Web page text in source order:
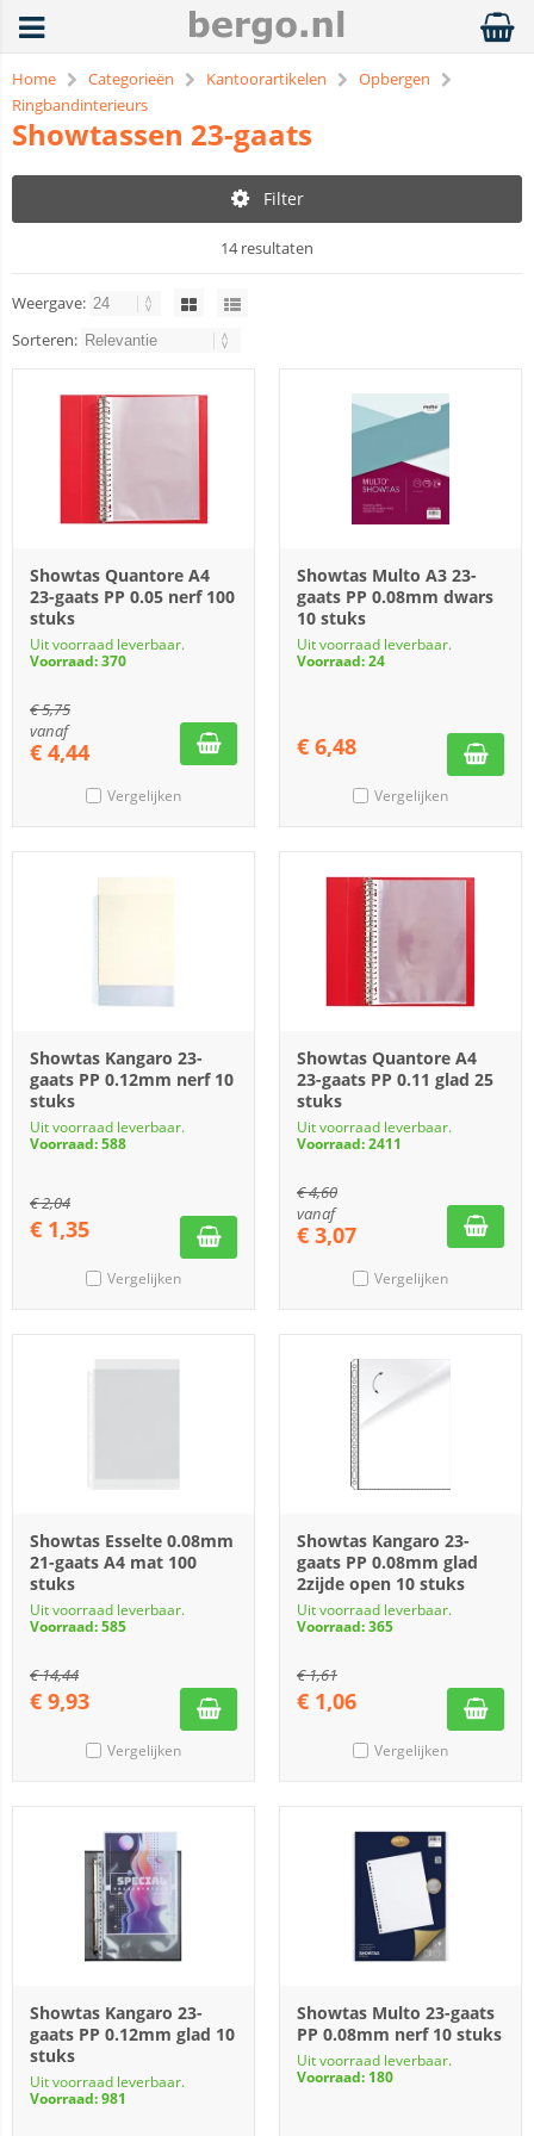
Home Categorieën Kantoorartikelen
Opbergen
Ringbandinterieurs
Showtassen 23-gaats
Filter
14 resultaten
Weergave:
Sorteren:
Showtas Quantore A4
23-gaats PP 0.05 nerf 100
stuks
Uit voorraad leverbaar.
Voorraad: 370
€5,75
vanaf
€ 4,44
Vergelijken
Showtas Multo A3 23-
gaats PP 0.08mm dwars
10 stuks
Uit voorraad leverbaar.
Voorraad: 24
€ 6,48
Vergelijken
Showtas Kangaro 23-
gaats PP 0.12mm nerf 10
stuks
Uit voorraad leverbaar.
Voorraad: 588
€2,04
€ 1,35
Vergelijken
Showtas Quantore A4
23-gaats PP 0.11 glad 25
stuks
Uit voorraad leverbaar.
Voorraad: 2411
€4,60
vanaf
€ 3,07
Vergelijken
Showtas Esselte 0.08mm
21-gaats A4 mat 100
stuks
Uit voorraad leverbaar.
Voorraad: 585
€14,44
€ 9,93
Vergelijken
Showtas Kangaro 23-
gaats PP 0.08mm glad
2zijde open 10 stuks
Uit voorraad leverbaar.
Voorraad: 365
€1,61
€ 1,06
Vergelijken
Showtas Kangaro 23-
gaats PP 0.12mm glad 10
stuks
Uit voorraad leverbaar.
Voorraad: 981
Showtas Multo 23-gaats
PP 0.08mm nerf 10 stuks
Uit voorraad leverbaar.
Voorraad: 180